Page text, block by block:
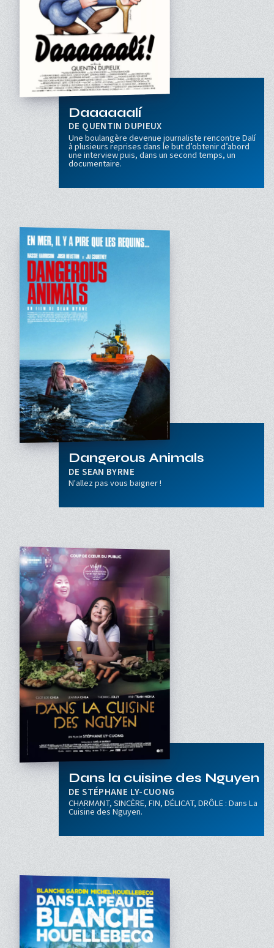
Daaaaaalí
QUENTIN DUPIEUX
Une boulangère devenue journaliste rencontre Dalí
à plusieurs reprises dans le but d’obtenir d’abord
une interview puis, dans un second temps, un
documentaire.
Dangerous Animals
SEAN BYRNE
N'allez pas vous baigner !
Dans la cuisine des Nguyen
STÉPHANE LY-CUONG
CHARMANT, SINCÈRE, FIN, DÉLICAT, DRÔLE : Dans La
Cuisine des Nguyen.